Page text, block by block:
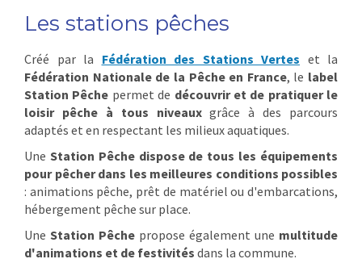
Les stations pêches
Créé par la Fédération des Stations Vertes et la
Fédération Nationale de la Pêche en France, le label
Station Pêche permet de découvrir et de pratiquer le
loisir pêche à tous niveauxgrâce à des parcours
adaptés et en respectant les milieux aquatiques.
Une Station Pêche dispose de tous les équipements
pour pêcher dans les meilleures conditions possibles
: animations pêche, prêt de matériel ou d'embarcations,
hébergement pêche sur place.
Une Station Pêche propose également une multitude
d'animations et de festivités dans la commune.